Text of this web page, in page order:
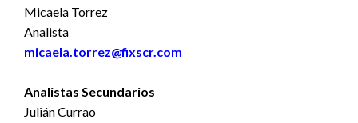
Micaela Torrez
Analista
micaela.torrez@fixscr.com
Analistas Secundarios
Julián Currao